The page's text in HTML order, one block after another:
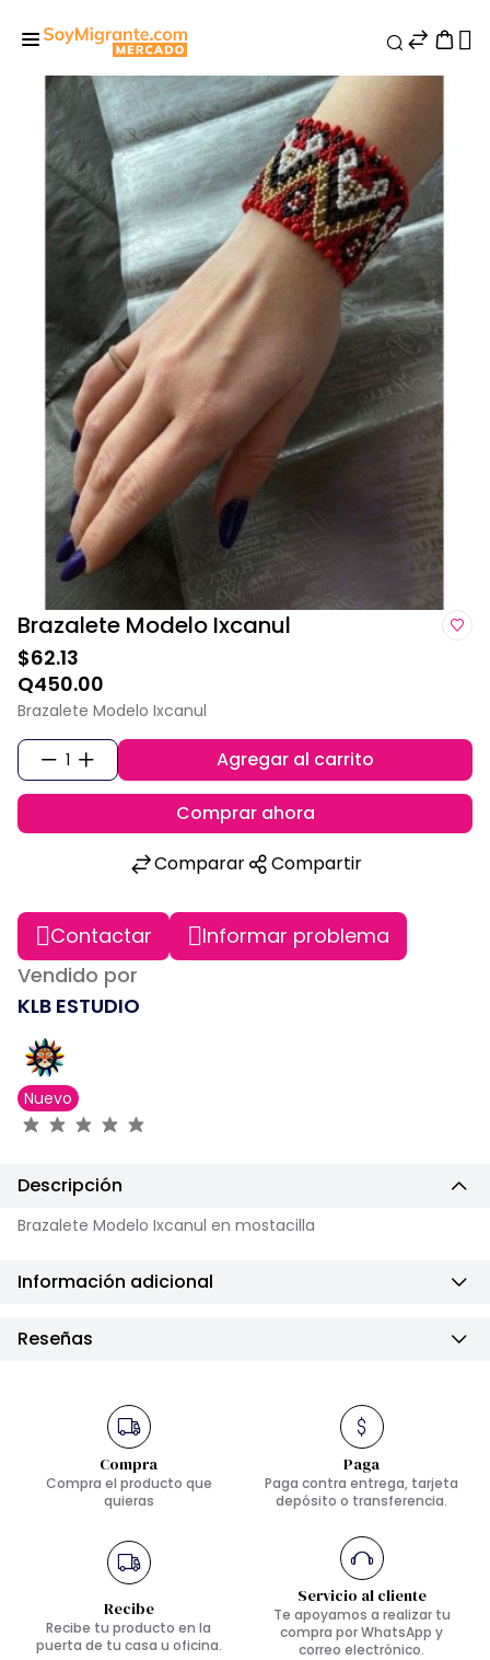
Brazalete Modelo Ixcanul
$62.13
Q450.00
Brazalete Modelo Ixcanul
1 Agregar al carrito
Comprar ahora
Comparar
Compartir
Contactar
Informar problema
Vendido por
KLB ESTUDIO
Nuevo
Descripción
Brazalete Modelo Ixcanul en mostacilla
Información adicional
Reseñas
Compra
Compra el producto que
quieras
Paga
Paga contra entrega, tarjeta
depósito o transferencia.
Recibe
Recibe tu producto en la
puerta de tu casa u oficina.
Servicio al cliente
Te apoyamos a realizar tu
compra por WhatsApp y
correo electrónico.